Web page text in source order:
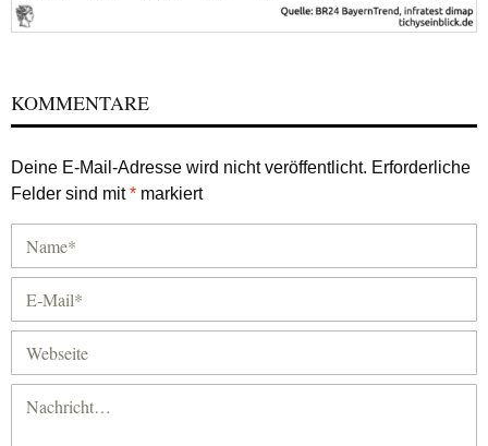
KOMMENTARE
Deine E-Mail-Adresse wird nicht veröffentlicht. Erforderliche
Felder sind mit* markiert